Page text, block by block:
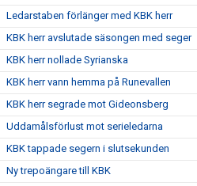
Ledarstaben förlänger med KBK herr
KBK herr avslutade säsongen med seger
KBK herr nollade Syrianska
KBK herr vann hemma på Runevallen
KBK herr segrade mot Gideonsberg
Uddamålsförlust mot serieledarna
KBK tappade segern i slutsekunden
Ny trepoängare till KBK